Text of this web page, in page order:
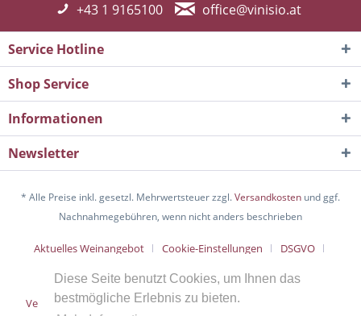
Diese Seite benutzt Cookies, um Ihnen das
bestmögliche Erlebnis zu bieten.
+43 1 9165100
office@vinisio.at
Service Hotline
Shop Service
Informationen
Newsletter
* Alle Preise inkl. gesetzl. Mehrwertsteuer zzgl.Versandkosten und ggf.
Nachnahmegebühren, wenn nicht anders beschrieben
Aktuelles Weinangebot Cookie-Einstellungen
DSGVO
Über uns
Hilfe / Support
Kontakt
Versand und Zahlungsbedingungen
Widerrufsrecht